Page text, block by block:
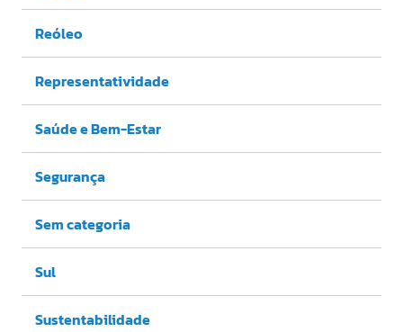
Reóleo
Representatividade
Saúde e Bem-Estar
Segurança
Sem categoria
Sul
Sustentabilidade